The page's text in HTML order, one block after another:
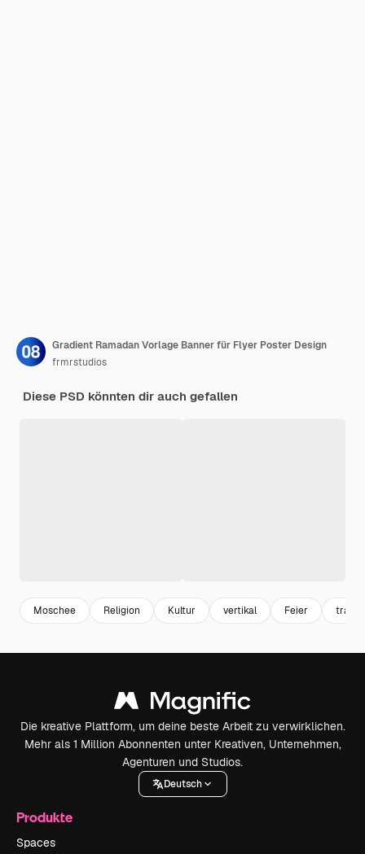
Gradient Ramadan Vorlage Banner für Flyer Poster Design
frmrstudios
Diese PSD könnten dir auch gefallen
Moschee Religion Kultur vertikal Feier
Die kreative Plattform, um deine beste Arbeit zu verwirklichen.
Mehr als 1 Million Abonnenten unter Kreativen, Unternehmen,
Agenturen und Studios.
Deutsch
Produkte
Spaces